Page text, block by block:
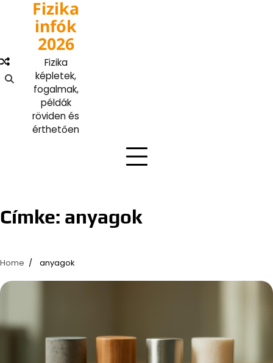
content
Fizika
infók
2026
Fizika
képletek,
fogalmak,
példák
röviden és
érthetően
Címke: anyagok
Home anyagok